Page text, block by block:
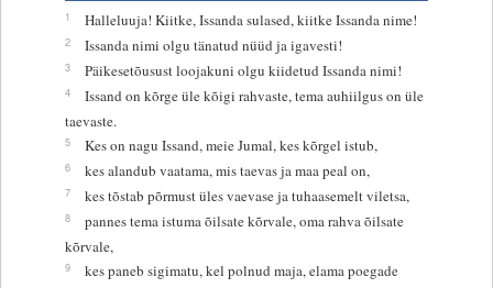
1 Halleluuja! Kiitke, Issanda sulased, kiitke Issanda nime!
2 Issanda nimi olgu tänatud nüüd ja igavesti!
3 Päikesetõusust loojakuni olgu kiidetud Issanda nimi!
4
Issand on kõrge üle kõigi rahvaste, tema auhiilgus on üle
taevaste.
5 Kes on nagu Issand, meie Jumal, kes kõrgel istub,
6 kes alandub vaatama, mis taevas ja maa peal on,
7 kes tõstab põrmust üles vaevase ja tuhaasemelt viletsa,
8
pannes tema istuma õilsate kõrvale, oma rahva õilsate
kõrvale,
9
kes paneb sigimatu, kel polnud maja, elama poegade